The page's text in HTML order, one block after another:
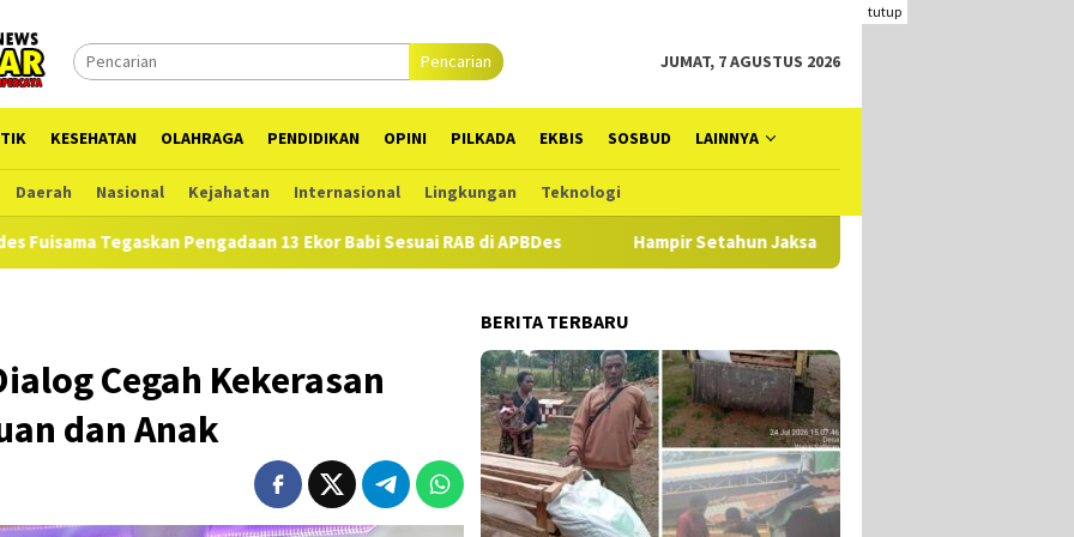
tutup
Pencarian JUMAT, 7 AGUSTUS 2026
KESEHATAN OLAHRAGA PENDIDIKAN OPINI PILKADA EKBIS SOSBUD LAINNYA
Daerah Nasional Kejahatan Internasional Lingkungan Teknologi
13 Ekor Babi Sesuai RAB di APBDes Hampir Setahun Jaksa Tangani Dugaan TIPIKOR Dana Desa di Alor, Ada Pihak
Cegah Kekerasan
dan Anak
BERITA TERBARU